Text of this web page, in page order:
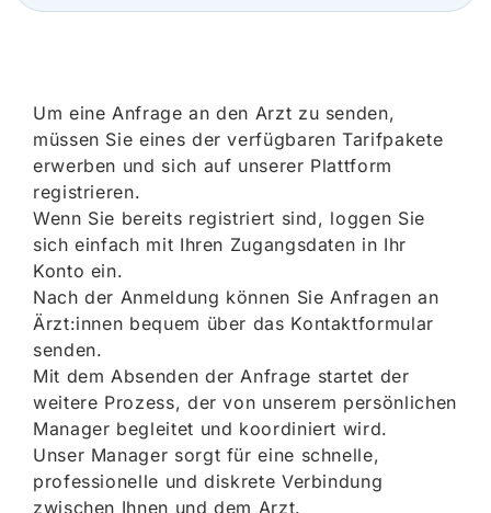
Um eine Anfrage an den Arzt zu senden,
müssen Sie eines der verfügbaren Tarifpakete
erwerben und sich auf unserer Plattform
registrieren.
Wenn Sie bereits registriert sind, loggen Sie
sich einfach mit Ihren Zugangsdaten in Ihr
Konto ein.
Nach der Anmeldung können Sie Anfragen an
Ärzt:innen bequem über das Kontaktformular
senden.
Mit dem Absenden der Anfrage startet der
weitere Prozess, der von unserem persönlichen
Manager begleitet und koordiniert wird.
Unser Manager sorgt für eine schnelle,
professionelle und diskrete Verbindung
zwischen Ihnen und dem Arzt.